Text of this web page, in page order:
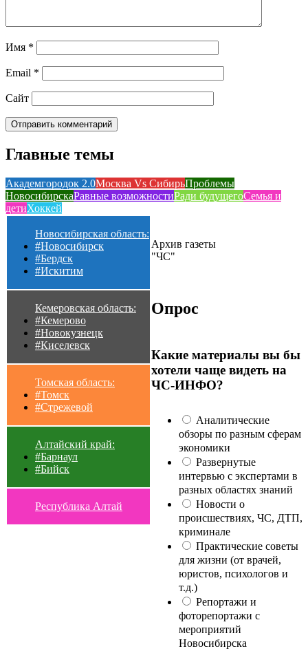
Имя *
Email *
Сайт
Главные темы
Академгородок 2.0Москва Vs СибирьПроблемы
НовосибирскаРавные возможностиРади будущегоСемья и
детиХоккей
Новосибирская область:
#Новосибирск
#Бердск
#Искитим
Кемеровская область:
#Кемерово
#Новокузнецк
#Киселевск
Томская область:
#Томск
#Стрежевой
Алтайский край:
#Барнаул
#Бийск
Республика Алтай
Архив газеты
"ЧС"
Опрос
Какие материалы вы бы
хотели чаще видеть на
ЧС-ИНФО?
Аналитические
обзоры по разным сферам
экономики
Развернутые
интервью с экспертами в
разных областях знаний
Новости о
происшествиях, ЧС, ДТП,
криминале
Практические советы
для жизни (от врачей,
юристов, психологов и
т.д.)
Репортажи и
фоторепортажи с
мероприятий
Новосибирска